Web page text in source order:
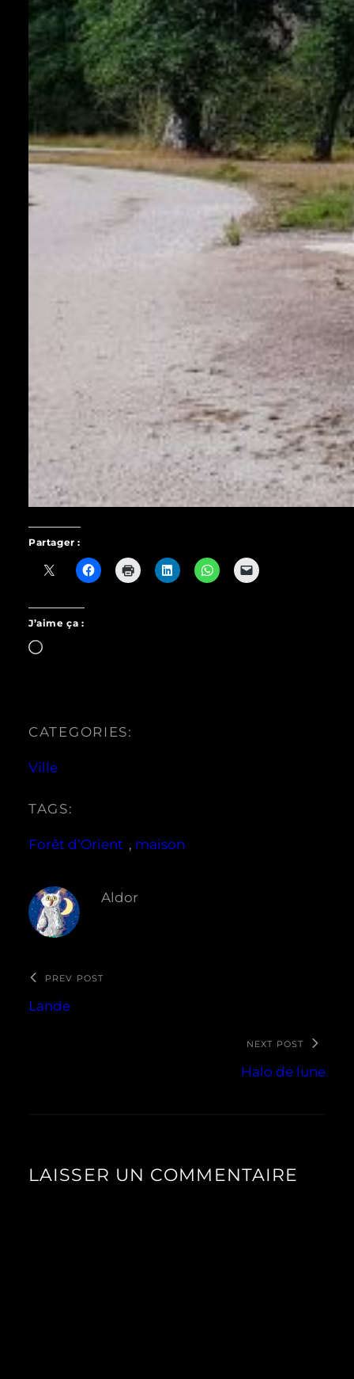
Partager :
J’aime ça :
Chargement…
CATEGORIES:
Ville
TAGS:
Forêt d’Orient , maison
Aldor
PREV POST
Lande
NEXT POST
Halo de lune
LAISSER UN COMMENTAIRE